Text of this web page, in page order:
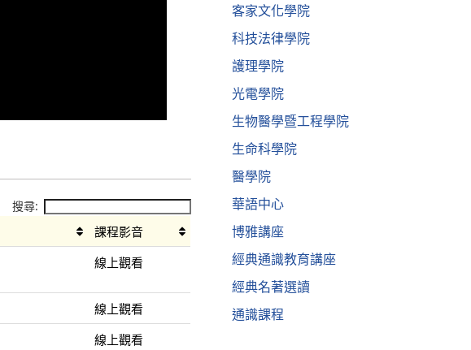
搜尋:
課程影音
線上觀看
線上觀看
線上觀看
客家文化學院
科技法律學院
護理學院
光電學院
生物醫學暨工程學院
生命科學院
醫學院
華語中心
博雅講座
經典通識教育講座
經典名著選讀
通識課程